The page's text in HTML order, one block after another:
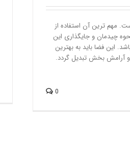
مهم ترین آن استفاده از
چیدمان و جایگذاری این
این فضا باید به بهترین
بخش تبدیل گردد.
0